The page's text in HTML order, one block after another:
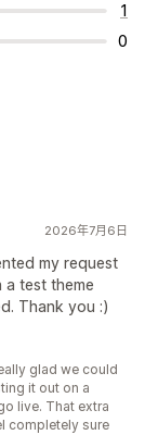
1
0
2026年7月6日
my request
test theme
Thank you :)
glad we could
it out on a
live. That extra
completely sure